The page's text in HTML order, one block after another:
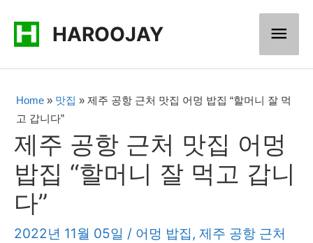
HAROOJAY
메
인
메
뉴
Home » 맛집 » 제주 공항 근처 맛집 어멍 밥집 “할머니 잘 먹
고 갑니다”
제주 공항 근처 맛집 어멍
밥집 “할머니 잘 먹고 갑니
다”
2022년 11월 05일 / 어멍 밥집 , 제주 공항 근처